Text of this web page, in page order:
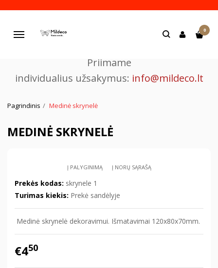
Navigacija
0
Priimame
individualius užsakymus: info@mildeco.lt
Pagrindinis Medinė skrynelė
MEDINĖ SKRYNELĖ
Į PALYGINIMĄ Į NORŲ SĄRAŠĄ
Prekės kodas: skrynele 1
Turimas kiekis: Prekė sandėlyje
Medinė skrynelė dekoravimui. Išmatavimai 120x80x70mm.
€450